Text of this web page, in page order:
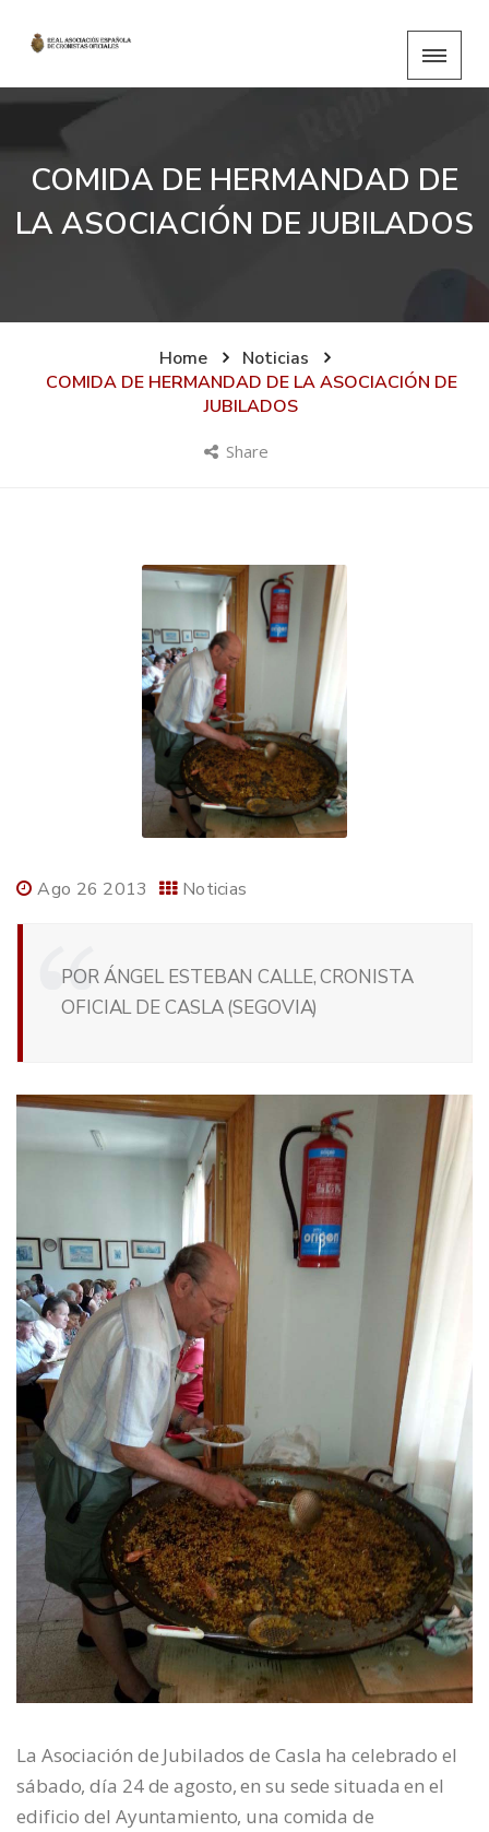
COMIDA DE HERMANDAD DE
LA ASOCIACIÓN DE JUBILADOS
Home
Noticias
COMIDA DE HERMANDAD DE LA ASOCIACIÓN DE
JUBILADOS
Share
Ago 26 2013 Noticias
POR ÁNGEL ESTEBAN CALLE, CRONISTA
OFICIAL DE CASLA (SEGOVIA)
La Asociación de Jubilados de Casla ha celebrado el
sábado, día 24 de agosto, en su sede situada en el
edificio del Ayuntamiento, una comida de